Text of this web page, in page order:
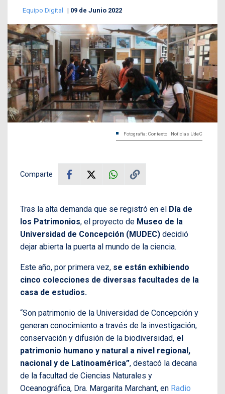
Equipo Digital 09 de Junio 2022
Fotografía: Contexto | Noticias UdeC
Comparte
Tras la alta demanda que se registró en el Día de
los Patrimonios, el proyecto de Museo de la
Universidad de Concepción (MUDEC) decidió
dejar abierta la puerta al mundo de la ciencia.
Este año, por primera vez, se están exhibiendo
cinco colecciones de diversas facultades de la
casa de estudios.
“Son patrimonio de la Universidad de Concepción y
generan conocimiento a través de la investigación,
conservación y difusión de la biodiversidad, el
patrimonio humano y natural a nivel regional,
nacional y de Latinoamérica”, destacó la decana
de la facultad de Ciencias Naturales y
Oceanográfica, Dra. Margarita Marchant, en Radio